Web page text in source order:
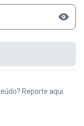
Reporte aqui.